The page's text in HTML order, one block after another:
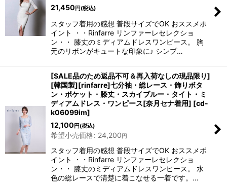
21,450 円 (税込)
スタッフ着用の感想 普段サイズでOK おススメポ
イント ・・Rinfarre リンファーレセレクショ
ン・・ 膝丈のミディアムドレスワンピース。 胸
元のリボンがキュートな印象に♪ シンプ…
[SALE品のため返品不可＆再入荷なしの現品限り]
[韓国製][rinfarre]七分袖・総レース・飾りボタ
ン・ポケット・膝丈・スカイブルー・タイト・ミ
ディアムドレス・ワンピース[奈月セナ着用] [cd-
k06099im]
12,100 円 (税込)
希望小売価格: 24,200 円
スタッフ着用の感想 普段サイズでOK おススメポ
イント ・・Rinfarre リンファーレセレクショ
ン・・ 膝丈のミディアムドレスワンピース。 水
色の総レースで清楚に着こなせる一着です。…